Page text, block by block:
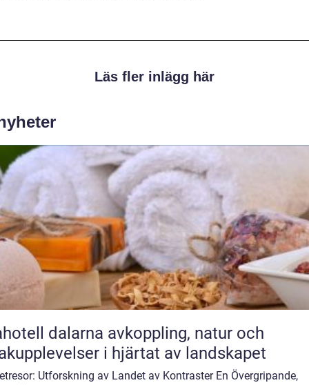
Läs fler inlägg här
dalarna avkoppling, natur och
i hjärtat av landskapet
Utforskning av Landet av Kontraster En Övergripande,